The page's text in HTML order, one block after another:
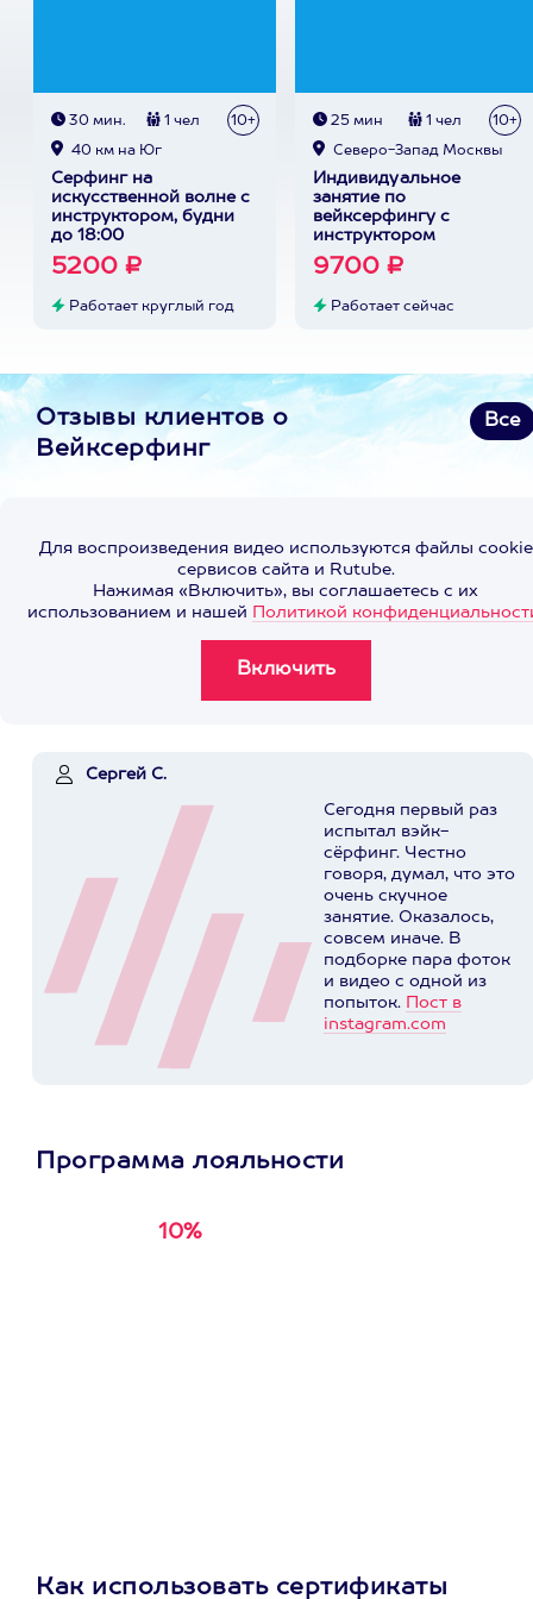
30 мин. 1 чел 10+
40 км на Юг
Серфинг на
искусственной волне с
инструктором, будни
до 18:00
5200 ₽
Работает круглый год
25 мин 1 чел 10+
Северо-Запад Москвы
Индивидуальное
занятие по
вейксерфингу с
инструктором
9700 ₽
Работает сейчас
Отзывы клиентов о
Вейксерфинг
Все
Для воспроизведения видео используются файлы cookie
сервисов сайта и Rutube.
Нажимая «Включить», вы соглашаетесь с их
использованием и нашей Политикой
Сергей С.
Сегодня первый раз
испытал вэйк-
сёрфинг. Честно
говоря, думал, что это
очень скучное
занятие. Оказалось,
совсем иначе. В
подборке пара фоток
и видео с одной из
попыток. Пост в
instagram.com
Программа лояльности
10%
Как использовать сертификаты